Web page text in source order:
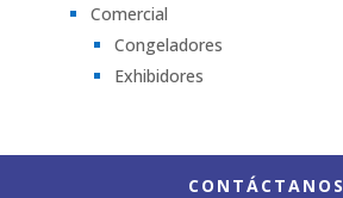
Comercial
Congeladores
Exhibidores
CONTÁCTANOS